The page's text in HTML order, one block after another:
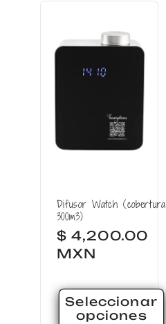
Difusor Watch (cobertura
300m3)
Precio
habitual
$ 4,200.00
MXN
Seleccionar
opciones